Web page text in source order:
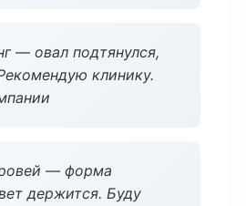
— овал подтянулся,
клинику.
— форма
держится. Буду